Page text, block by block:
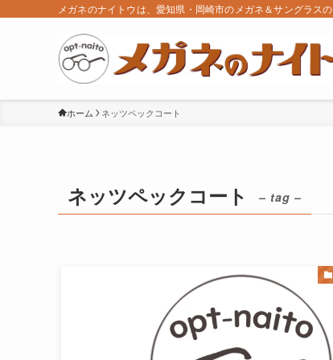
メガネのナイトウは、愛知県・岡崎市のメガネ＆サングラス
ホーム ネッツペックコート
ネッツペックコート – tag –